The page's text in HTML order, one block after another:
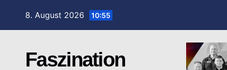
8. August 2026 10:55
Faszination